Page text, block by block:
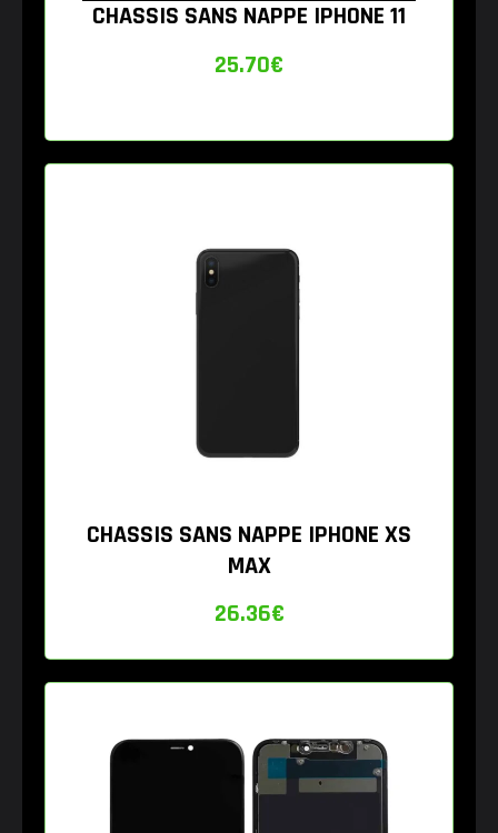
CHASSIS SANS NAPPE IPHONE 11
25.70€
CHASSIS SANS NAPPE IPHONE XS
MAX
26.36€